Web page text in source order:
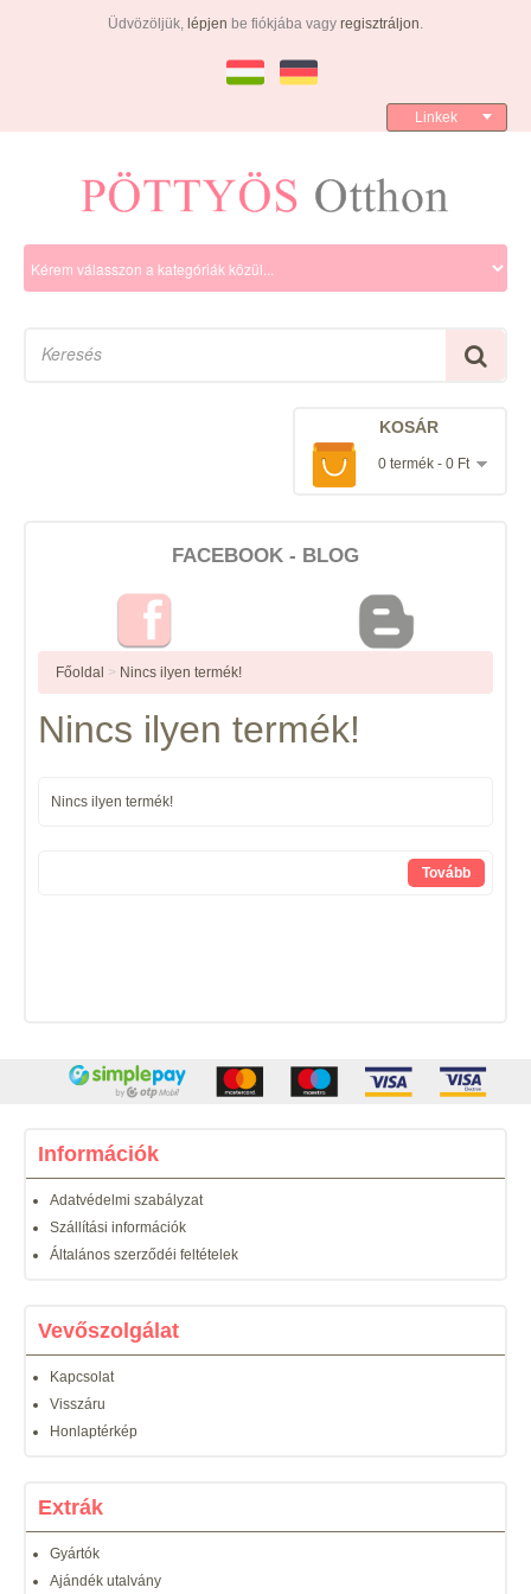
Üdvözöljük, lépjen be fiókjába vagy regisztráljon.
Linkek
KOSÁR
0 termék - 0 Ft
FACEBOOK - BLOG
Főoldal > Nincs ilyen termék!
Nincs ilyen termék!
Nincs ilyen termék!
Tovább
Információk
Adatvédelmi szabályzat
Szállítási információk
Általános szerződéi feltételek
Vevőszolgálat
Kapcsolat
Visszáru
Honlaptérkép
Extrák
Gyártók
Ajándék utalvány